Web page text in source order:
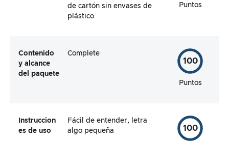
de cartón sin envases de
plástico
Puntos
Contenido
y alcance
del paquete
Complete
100
Puntos
Instruccion
es de uso
Fácil de entender, letra
algo pequeña
100